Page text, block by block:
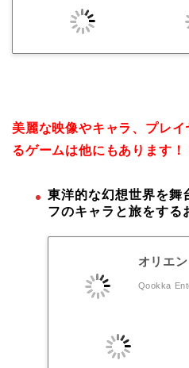
美麗な映像やキャラ、プレ
るゲームは他にもあります！
東洋的な幻想世界を舞
フのキャラと旅をする
オリエ
Qookka